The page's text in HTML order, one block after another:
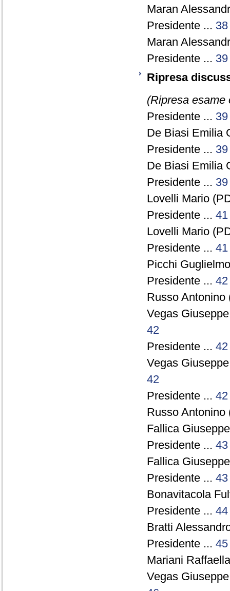
Maran
Presidente ... 38
Maran
Presidente ... 39
Ripresa
(Ripresa esame
Presidente ... 39
De Biasi Emilia
Presidente ... 39
De Biasi Emilia
Presidente ... 39
Lovelli Mario
Presidente ... 41
Lovelli Mario
Presidente ... 41
Picchi
Presidente ... 42
Russo
Vegas
42
Presidente ... 42
Vegas
42
Presidente ... 42
Russo
Fallica
Presidente ... 43
Fallica
Presidente ... 43
Bonavitacola
Presidente ... 44
Bratti
Presidente ... 45
Mariani
Vegas